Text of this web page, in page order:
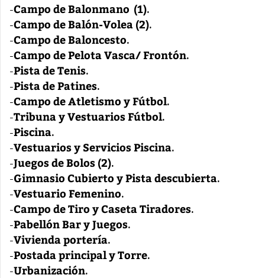
-Campo de Balonmano (1).
-Campo de Balón-Volea (2).
-Campo de Baloncesto.
-Campo de Pelota Vasca/ Frontón.
-Pista de Tenis.
-Pista de Patines.
-Campo de Atletismo y Fútbol.
-Tribuna y Vestuarios Fútbol.
-Piscina.
-Vestuarios y Servicios Piscina.
-Juegos de Bolos (2).
-Gimnasio Cubierto y Pista descubierta.
-Vestuario Femenino.
-Campo de Tiro y Caseta Tiradores.
-Pabellón Bar y Juegos.
-Vivienda portería.
-Postada principal y Torre.
-Urbanización.